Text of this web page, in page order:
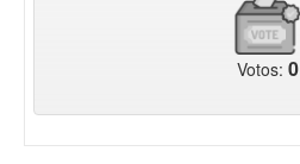
Votos: 0